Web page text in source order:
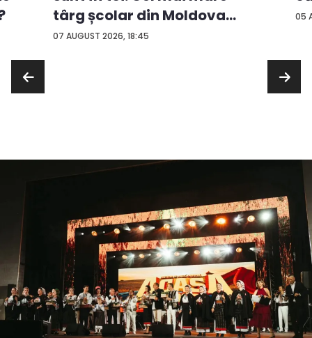
07 AUGUST 2026, 18:45
târg școlar din Moldova
con...
05